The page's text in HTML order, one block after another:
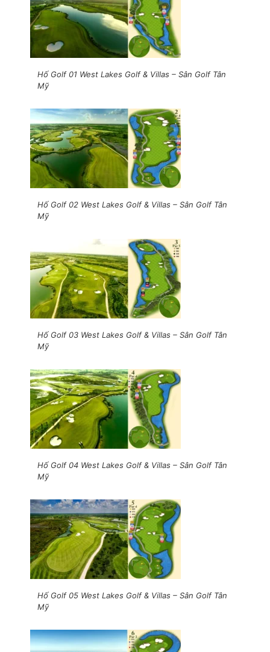
Hố Golf 01 West Lakes Golf & Villas – Sân Golf Tân
Mỹ
Hố Golf 02 West Lakes Golf & Villas – Sân Golf Tân
Mỹ
Hố Golf 03 West Lakes Golf & Villas – Sân Golf Tân
Mỹ
Hố Golf 04 West Lakes Golf & Villas – Sân Golf Tân
Mỹ
Hố Golf 05 West Lakes Golf & Villas – Sân Golf Tân
Mỹ